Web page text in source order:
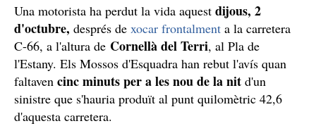
Una motorista ha perdut la vida aquest dijous, 2
d'octubre, després de xocar frontalment a la carretera
C-66, a l'altura de Cornellà del Terri, al Pla de
l'Estany. Els Mossos d'Esquadra han rebut l'avís quan
faltaven cinc minuts per a les nou de la nit d'un
sinistre que s'hauria produït al punt quilomètric 42,6
d'aquesta carretera.